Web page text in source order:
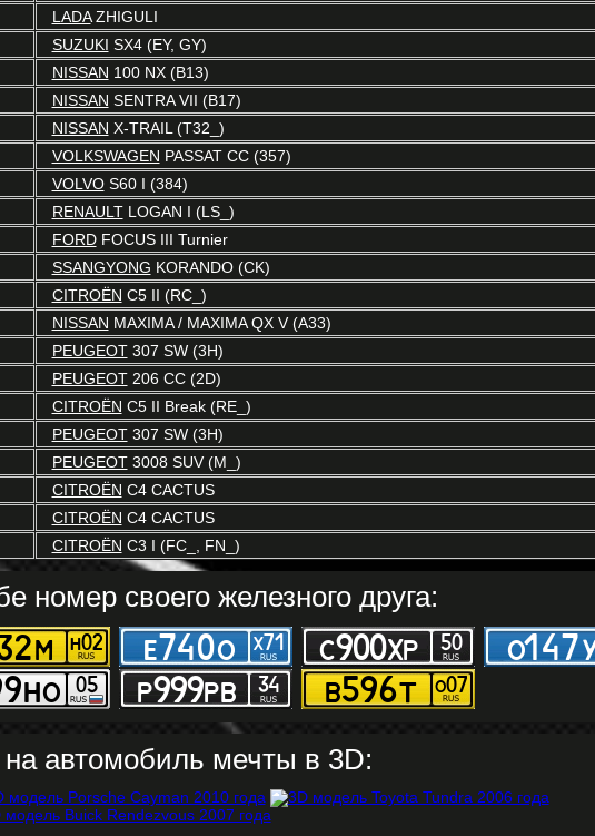
LADAZHIGULI
SUZUKI SX4 (EY, GY)
NISSAN 100 NX (B13)
NISSAN SENTRA VII (B17)
NISSAN X-TRAIL (T32_)
VOLKSWAGEN PASSAT CC (357)
VOLVOS60 I (384)
RENAULTLOGAN I (LS_)
FORDFOCUS III Turnier
SSANGYONG KORANDO (CK)
CITROËN C5 II (RC_)
NISSAN MAXIMA / MAXIMA QX V (A33)
PEUGEOT307 SW (3H)
PEUGEOT206 CC (2D)
CITROËN C5 II Break (RE_)
PEUGEOT307 SW (3H)
PEUGEOT3008 SUV (M_)
CITROËN C4 CACTUS
CITROËN C4 CACTUS
CITROËN C3 I (FC_, FN_)
номер своего железного друга:
автомобиль мечты в 3D: